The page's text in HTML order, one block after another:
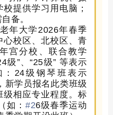
提供学习用电脑；
备。
年大学 2026年春季
心校区 、北校区、青
宫分校、 联合教学
级”、“25级” 等表示
24级 钢琴 班表示
新学员报名此类班级
级相应专业程度。标
（如： #26级春季运动